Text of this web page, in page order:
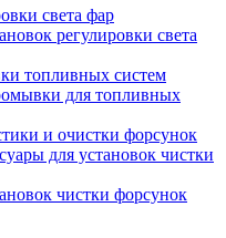
света фар
регулировки света
топливных систем
для топливных
и очистки форсунок
для установок чистки
чистки форсунок